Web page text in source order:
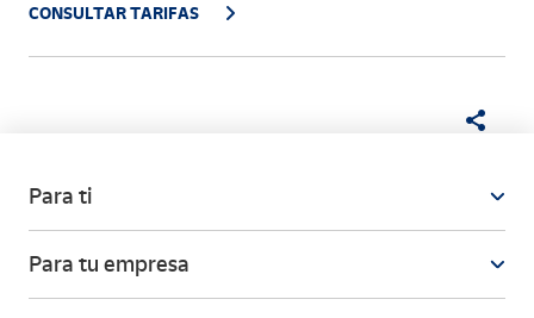
CONSULTAR TARIFAS
Para ti
Para tu empresa